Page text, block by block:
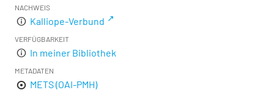
NACHWEIS
Kalliope-Verbund
VERFÜGBARKEIT
In meiner Bibliothek
METADATEN
METS (OAI-PMH)